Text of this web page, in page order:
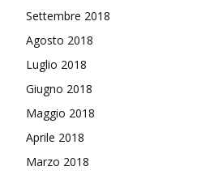
Settembre 2018
Agosto 2018
Luglio 2018
Giugno 2018
Maggio 2018
Aprile 2018
Marzo 2018